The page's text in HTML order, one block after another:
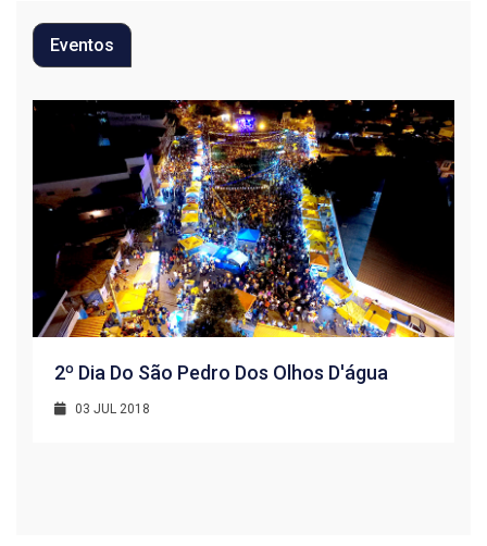
Eventos
2º Dia Do São Pedro Dos Olhos D'água
03 JUL 2018